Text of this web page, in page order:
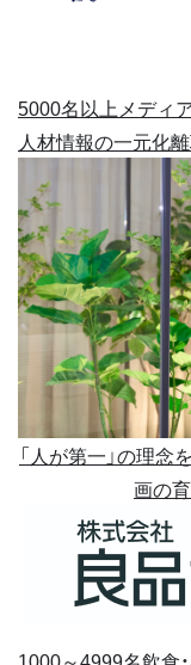
5000名以上メディ
人材情報の一元化
「人が第一」の理
画の